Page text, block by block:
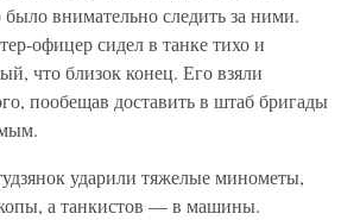
внимательно следить за ними.
офицер сидел в танке тихо и
что близок конец. Его взяли
пообещав доставить в штаб бригады
ударили тяжелые минометы,
а танкистов — в машины.